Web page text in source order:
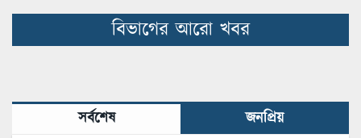
বিভাগের আরো খবর
সর্বশেষ জনপ্রিয়